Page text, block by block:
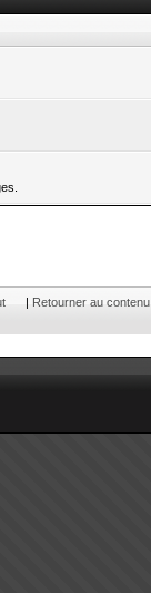
| Retourner au contenu